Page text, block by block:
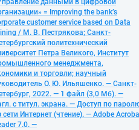
данными в цифровой
= Improving the bank’s
customer service based on Data
/ М. В. Пестрякова; Санкт-
политехнический
Петра Великого, Институт
менеджмента,
и торговли; научный
О. Ю. Ильяшенко. — Санкт-
2022. — 1 файл (3,0 Мб). —
с титул. экрана. — Доступ по
сети Интернет (чтение). — Adobe
7.0. —